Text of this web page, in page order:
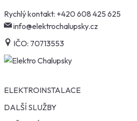
Skip
to
content
Rychlý kontakt: +420 608 425 625
info@elektrochalupsky.cz
IČO: 70713553
ELEKTROINSTALACE
DALŠÍ SLUŽBY